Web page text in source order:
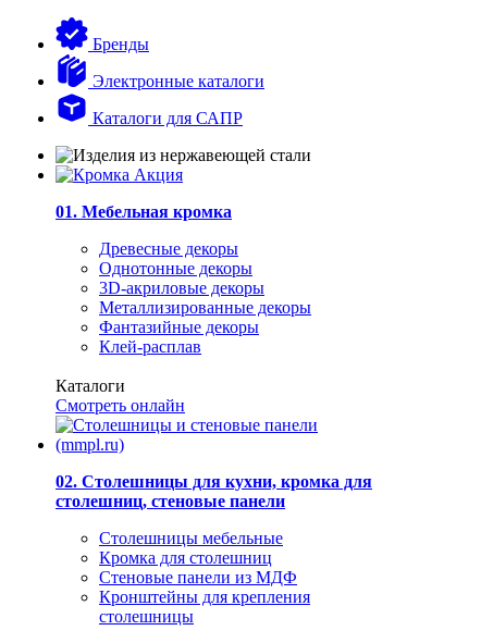
Бренды
Электронные каталоги
Каталоги для САПР
01. Мебельная кромка
Древесные декоры
Однотонные декоры
3D-акриловые декоры
Металлизированные декоры
Фантазийные декоры
Клей-расплав
Каталоги
Смотреть онлайн
02. Столешницы для кухни, кромка для
столешниц, стеновые панели
Столешницы мебельные
Кромка для столешниц
Стеновые панели из МДФ
Кронштейны для крепления
столешницы